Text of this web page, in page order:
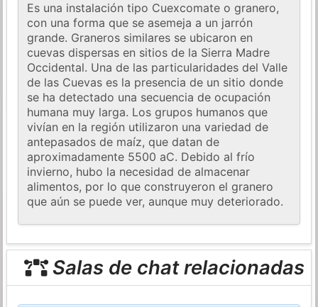
Es una instalación tipo Cuexcomate o granero,
con una forma que se asemeja a un jarrón
grande. Graneros similares se ubicaron en
cuevas dispersas en sitios de la Sierra Madre
Occidental. Una de las particularidades del Valle
de las Cuevas es la presencia de un sitio donde
se ha detectado una secuencia de ocupación
humana muy larga. Los grupos humanos que
vivían en la región utilizaron una variedad de
antepasados ​​de maíz, que datan de
aproximadamente 5500 aC. Debido al frío
invierno, hubo la necesidad de almacenar
alimentos, por lo que construyeron el granero
que aún se puede ver, aunque muy deteriorado.
Salas de chat relacionadas